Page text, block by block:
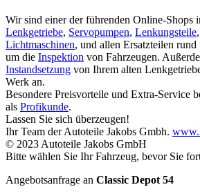
Wir sind einer der führenden Online-Shops
Lenkgetriebe, Servopumpen, Lenkungsteile,
Lichtmaschinen, und allen Ersatzteilen rund
um die Inspektion von Fahrzeugen.
Instandsetzung von Ihrem alten
Werk an.
Besondere Preisvorteile und Extra-Service
als Profikunde.
Lassen Sie sich überzeugen!
Ihr Team der Autoteile Jakobs Gmbh.
© 2023 Autoteile Jakobs GmbH
Bitte wählen Sie Ihr Fahrzeug, bevor Sie
Angebotsanfrage an Classic Depot 54